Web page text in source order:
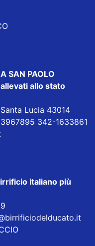
SAN PAOLO
allo stato
Lucia 43014
342-1633861
italiano più